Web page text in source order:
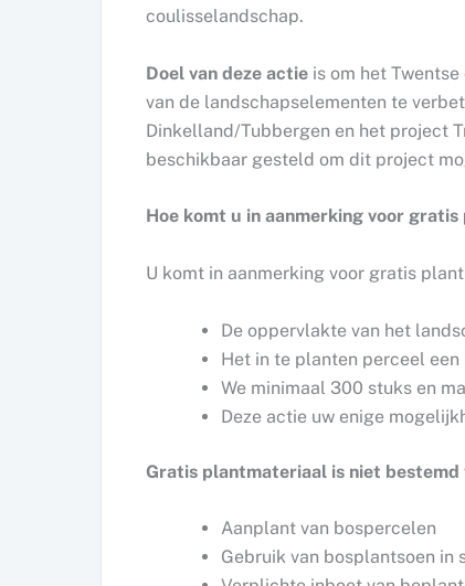
coulisselandschap.
Doel van deze actie is om het
van de landschapselementen te
Dinkelland/Tubbergen en het project
beschikbaar gesteld om dit project
Hoe komt u in aanmerking voor
U komt in aanmerking voor gratis
De oppervlakte van het
Het in te planten perceel
We minimaal 300 stuks en
Deze actie uw enige
Gratis plantmateriaal is niet bestemd
Aanplant van bospercelen
Gebruik van bosplantsoen in